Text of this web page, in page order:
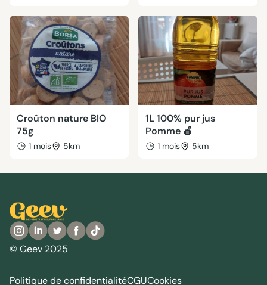
Croûton nature BIO
75g
1 mois 5km
1L 100% pur jus
Pomme 🍎
1 mois 5km
© Geev 2025
Politique de confidentialitéCGUCookies